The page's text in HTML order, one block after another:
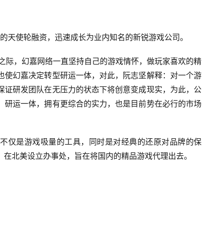
天使轮融资，迅速成长为业内知名的新锐游戏公司。
际，幻嘉网络一直坚持自己的游戏情怀，做玩家喜欢的精
幻嘉决定转型研运一体，对此，阮志坚解释：对一个游
研发团队在无压力的状态下将创意变成现实，为此，公
运一体，拥有更综合的实力，也是目前势在必行的市场
仅是游戏吸量的工具，同时是对经典的还原对品牌的保
北美设立办事处，旨在将国内的精品游戏代理出去。